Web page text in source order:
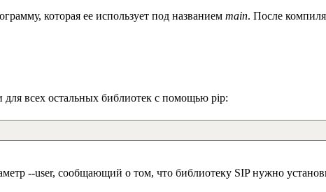
которая ее использует под названием main. После
для всех остальных библиотек с помощью pip:
--user, сообщающий о том, что библиотеку SIP нужно